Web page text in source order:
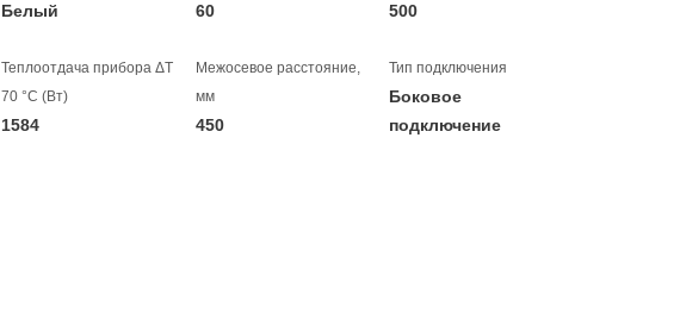
Белый 60 500
Теплоотдача прибора ΔT
70 °C (Вт)
1584
Межосевое расстояние,
мм
450
Тип подключения
Боковое
подключение